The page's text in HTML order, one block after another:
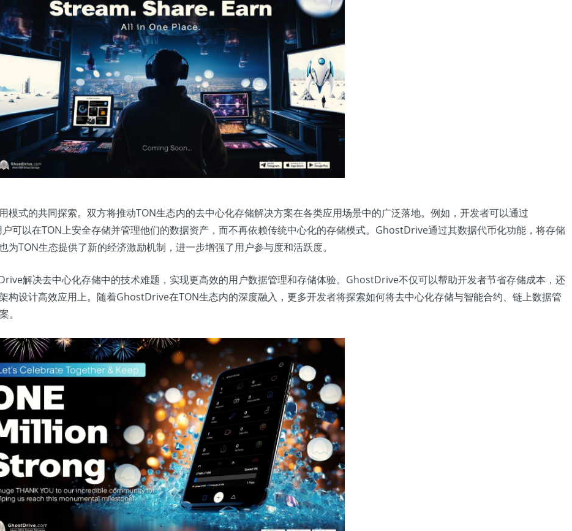
模式的共同探索。双方将推动TON生态内的去中心化存储解决方案在各类应用场景中的广泛落地。例如，开发者可以通过
可以在TON上安全存储并管理他们的数据资产，而不再依赖传统中心化的存储模式。GhostDrive通过其数据代币化功能，将存储
TON生态提供了新的经济激励机制，进一步增强了用户参与度和活跃度。
解决去中心化存储中的技术难题，实现更高效的用户数据管理和存储体验。GhostDrive不仅可以帮助开发者节省存储成本，还
构设计高效应用上。随着GhostDrive在TON生态内的深度融入，更多开发者将探索如何将去中心化存储与智能合约、链上数据管
。